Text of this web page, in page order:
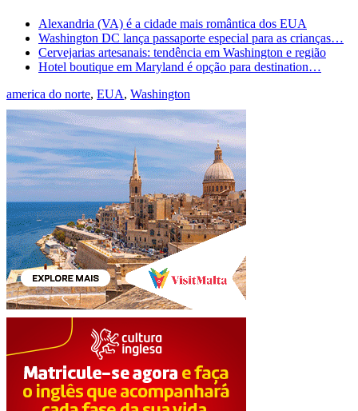
Alexandria (VA) é a cidade mais romântica dos EUA
Washington DC lança passaporte especial para as crianças…
Cervejarias artesanais: tendência em Washington e região
Hotel boutique em Maryland é opção para destination…
america do norte, EUA, Washington